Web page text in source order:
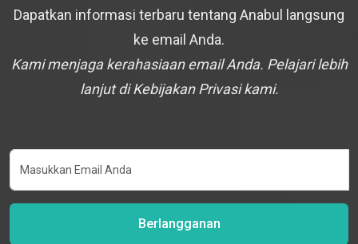
Dapatkan informasi terbaru tentang Anabul langsung
ke email Anda.
Kami menjaga kerahasiaan email Anda. Pelajari lebih
lanjut di Kebijakan Privasi kami.
Berlangganan